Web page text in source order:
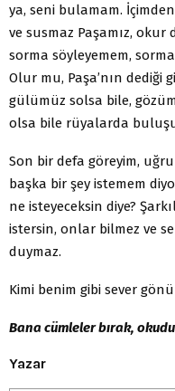
ya, seni bulamam.
ve susmaz Paşamız, okur
sorma söyleyemem,
Olur mu, Paşa’nın
gülümüz solsa bile,
olsa bile rüyalar­da
Son bir defa göreyim,
başka bir şey istemem
ne isteyeceksin diye?
istersin, onlar bilmez ve
duymaz.
Kimi benim gibi sever
Bana cümleler bırak,
Yazar